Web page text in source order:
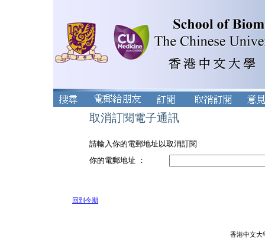
取消訂閱電子通訊
請輸入你的電郵地址以取消訂閱
你的電郵地址 ：
回到今期
香港中文大